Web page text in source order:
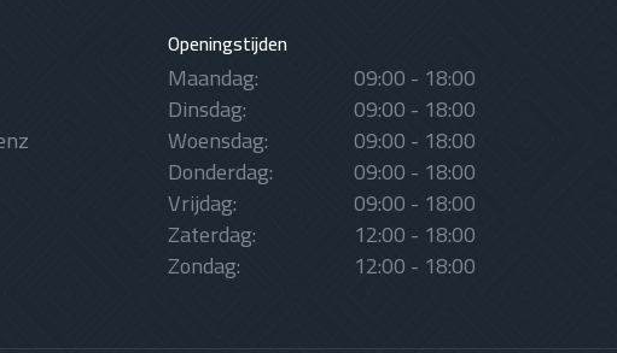
Openingstijden
Maandag: 09:00 - 18:00
Dinsdag: 09:00 - 18:00
Woensdag: 09:00 - 18:00
Donderdag: 09:00 - 18:00
Vrijdag: 09:00 - 18:00
Zaterdag: 12:00 - 18:00
Zondag: 12:00 - 18:00